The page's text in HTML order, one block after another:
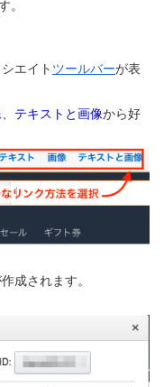
。
エイト ツールバーが表
テキストと画像から好
成されます。